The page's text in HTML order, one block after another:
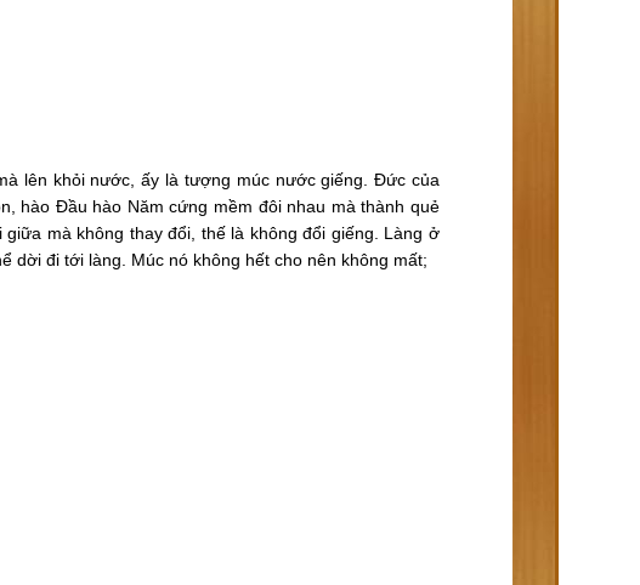
lên khỏi nước, ấy là tượng múc nước giếng. Đức của
hào Đầu hào Năm cứng mềm đôi nhau mà thành quẻ
mà không thay đổi, thế là không đổi giếng. Làng ở
dời đi tới làng. Múc nó không hết cho nên không mất;